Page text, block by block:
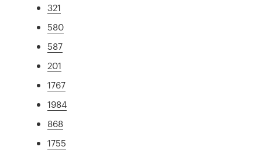
321
580
587
201
1767
1984
868
1755